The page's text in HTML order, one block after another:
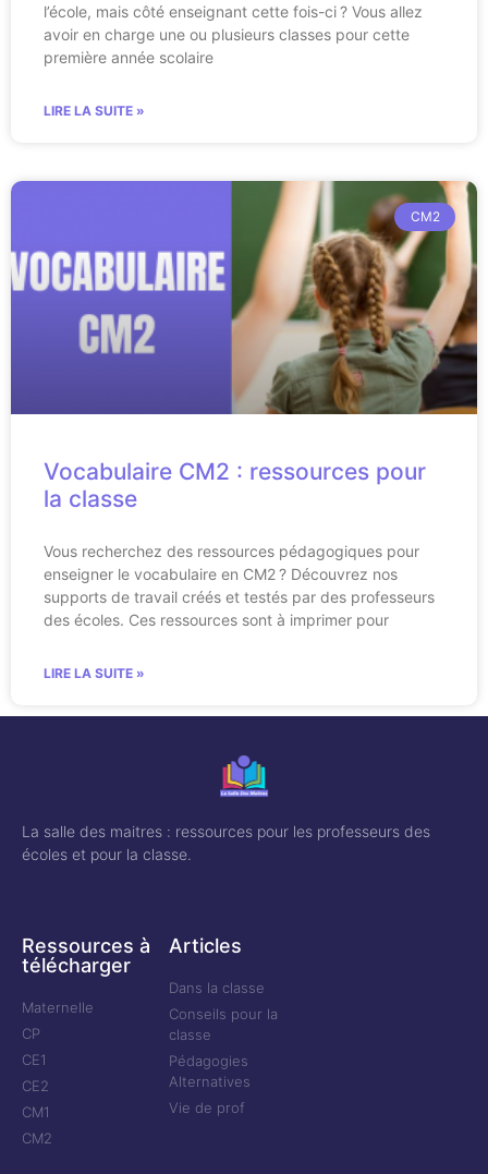
l’école, mais côté enseignant cette fois-ci ? Vous allez
avoir en charge une ou plusieurs classes pour cette
première année scolaire
LIRE LA SUITE »
CM2
Vocabulaire CM2 : ressources pour
la classe
Vous recherchez des ressources pédagogiques pour
enseigner le vocabulaire en CM2 ? Découvrez nos
supports de travail créés et testés par des professeurs
des écoles. Ces ressources sont à imprimer pour
LIRE LA SUITE »
La salle des maitres : ressources pour les professeurs des
écoles et pour la classe.
Ressources à
télécharger
Maternelle
CP
CE1
CE2
CM1
CM2
Articles
Dans la classe
Conseils pour la
classe
Pédagogies
Alternatives
Vie de prof